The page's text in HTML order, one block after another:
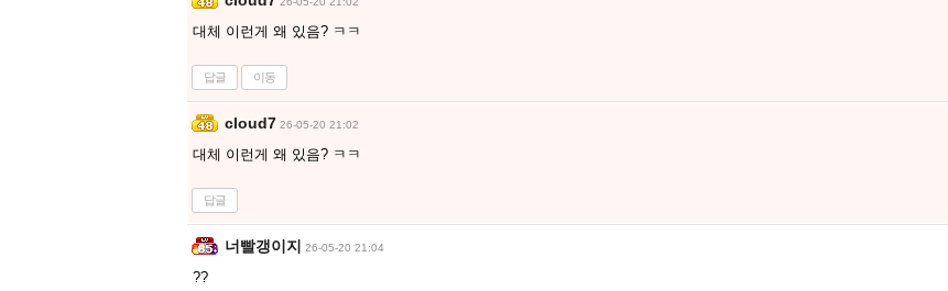
대체 이런게 왜 있음? ㅋㅋ
답글 이동
cloud7 26-05-20 21:02
대체 이런게 왜 있음? ㅋㅋ
답글
너빨갱이지 26-05-20 21:04
??